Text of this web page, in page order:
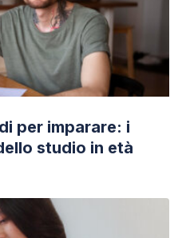
per imparare: i
studio in età